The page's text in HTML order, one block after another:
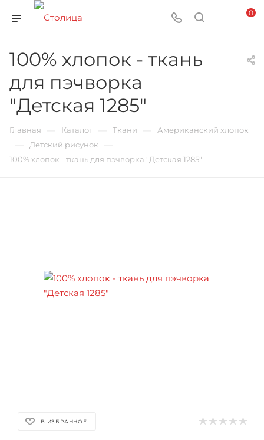
0
100% хлопок - ткань
для пэчворка
"Детская 1285"
Главная Каталог Ткани Американский хлопок
Детский рисунок
100% хлопок - ткань для пэчворка "Детская 1285"
В ИЗБРАННОЕ